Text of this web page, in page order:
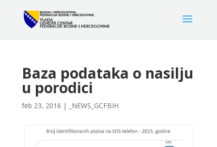
Baza podataka o nasilju
u porodici
feb 23, 2016 | _NEWS_GCFBIH